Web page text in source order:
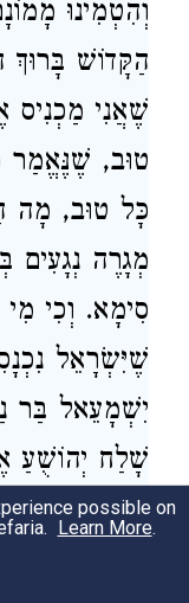
וְהִטְמִינוּ
הַקָּדוֹשׁ בָּרוּךְ
שֶׁאֲנִי
טוּב, שֶׁנֶּאֱמַר
כָּל טוּב, מָה
מְגָרֶה נְגָעִים
סִימָא. וְכִי
שֶׁיִּשְׂרָאֵל
יִשְׁמָעֵאל בַּר
שָׁלַח יְהוֹשֻׁעַ
לְהַשְׁלִים
גִּרְגָּשִׁי עָמַד
possible on
Learn More.